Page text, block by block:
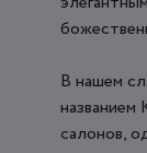
В нашем
названием
салонов,